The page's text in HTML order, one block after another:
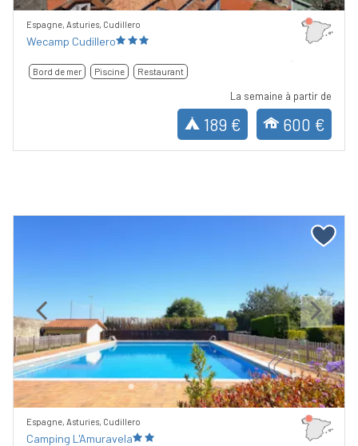
Espagne, Asturies, Cudillero
Wecamp Cudillero
Bord de mer Piscine Restaurant
La semaine à partir de
189 € 600 €
Previous Next
Espagne, Asturies, Cudillero
Camping L'Amuravela